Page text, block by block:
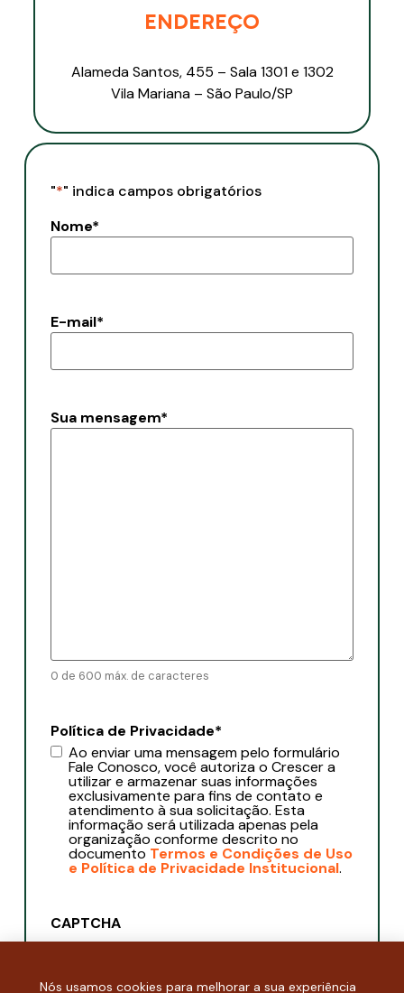
ENDEREÇO
Alameda Santos, 455 – Sala 1301 e 1302
Vila Mariana – São Paulo/SP
"*" indica campos obrigatórios
Nome*
E-mail*
Sua mensagem*
0 de 600 máx. de caracteres
Política de Privacidade*
Ao enviar uma mensagem pelo formulário
Fale Conosco, você autoriza o Crescer a
utilizar e armazenar suas informações
exclusivamente para fins de contato e
atendimento à sua solicitação. Esta
informação será utilizada apenas pela
organização conforme descrito no
documento Termos e Condições de Uso
e Política de Privacidade Institucional.
CAPTCHA
Nós usamos cookies para melhorar a sua experiência